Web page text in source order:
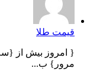
قیمت طلا
مرور} ب...